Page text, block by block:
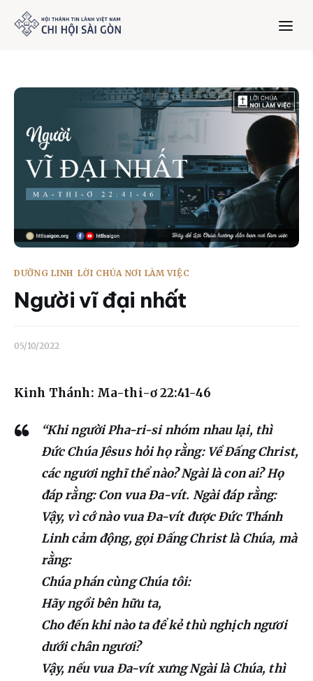
Trang chủ
Giới thiệu
Dưỡng Linh
Thư viện
Bản tin
Mục vụ
Liên hệ
Dâng hiến
DƯỠNG LINH LỜI CHÚA NƠI LÀM VIỆC
Người vĩ đại nhất
05/10/2022
Kinh Thánh: Ma-thi-ơ 22:41-46
“Khi người Pha-ri-si nhóm nhau lại, thì
Đức Chúa Jêsus hỏi họ rằng: Về Đấng Christ,
các ngươi nghĩ thể nào? Ngài là con ai? Họ
đáp rằng: Con vua Đa-vít. Ngài đáp rằng:
Vậy, vì cớ nào vua Đa-vít được Đức Thánh
Linh cảm động, gọi Đấng Christ là Chúa, mà
rằng:
Chúa phán cùng Chúa tôi:
Hãy ngồi bên hữu ta,
Cho đến khi nào ta để kẻ thù nghịch ngươi
dưới chân ngươi?
Vậy, nếu vua Đa-vít xưng Ngài là Chúa, thì